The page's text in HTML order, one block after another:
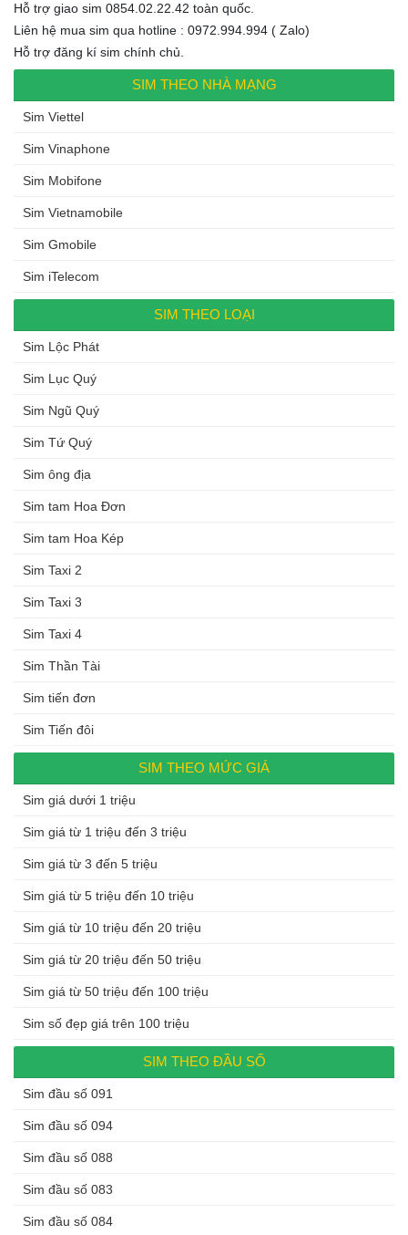
Hỗ trợ giao sim 0854.02.22.42 toàn quốc.
Liên hệ mua sim qua hotline : 0972.994.994 ( Zalo)
Hỗ trợ đăng kí sim chính chủ.
SIM THEO NHÀ MẠNG
Sim Viettel
Sim Vinaphone
Sim Mobifone
Sim Vietnamobile
Sim Gmobile
Sim iTelecom
SIM THEO LOẠI
Sim Lộc Phát
Sim Lục Quý
Sim Ngũ Quý
Sim Tứ Quý
Sim ông địa
Sim tam Hoa Đơn
Sim tam Hoa Kép
Sim Taxi 2
Sim Taxi 3
Sim Taxi 4
Sim Thần Tài
Sim tiến đơn
Sim Tiến đôi
SIM THEO MỨC GIÁ
Sim giá dưới 1 triệu
Sim giá từ 1 triệu đến 3 triệu
Sim giá từ 3 đến 5 triệu
Sim giá từ 5 triệu đến 10 triệu
Sim giá từ 10 triệu đến 20 triệu
Sim giá từ 20 triệu đến 50 triệu
Sim giá từ 50 triệu đến 100 triệu
Sim số đẹp giá trên 100 triệu
SIM THEO ĐẦU SỐ
Sim đầu số 091
Sim đầu số 094
Sim đầu số 088
Sim đầu số 083
Sim đầu số 084